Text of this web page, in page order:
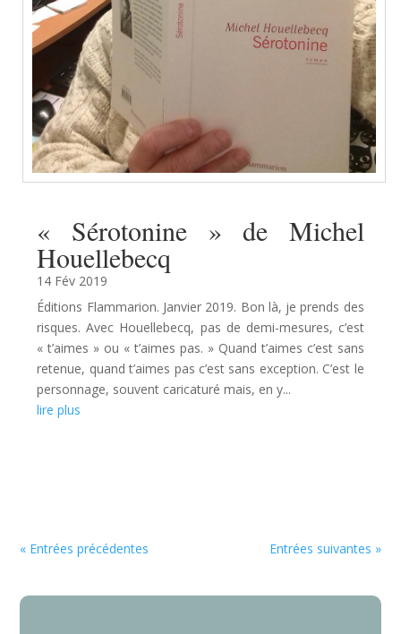
« Sérotonine » de Michel
Houellebecq
14 Fév 2019
Éditions Flammarion. Janvier 2019. Bon là, je prends des
risques. Avec Houellebecq, pas de demi-mesures, c’est
« t’aimes » ou « t’aimes pas. » Quand t’aimes c’est sans
retenue, quand t’aimes pas c’est sans exception. C’est le
personnage, souvent caricaturé mais, en y...
lire plus
« Entrées précédentes Entrées suivantes »